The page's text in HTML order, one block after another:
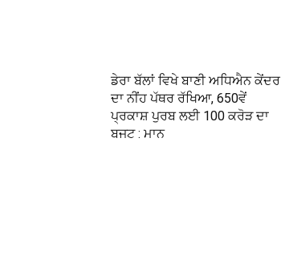
ਡੇਰਾ ਬੱਲਾਂ ਵਿਖੇ ਬਾਣੀ ਅਧਿਐਨ ਕੇਂਦਰ
ਦਾ ਨੀਂਹ ਪੱਥਰ ਰੱਖਿਆ, 650ਵੇਂ
ਪ੍ਰਕਾਸ਼ ਪੁਰਬ ਲਈ 100 ਕਰੋੜ ਦਾ
ਬਜਟ : ਮਾਨ